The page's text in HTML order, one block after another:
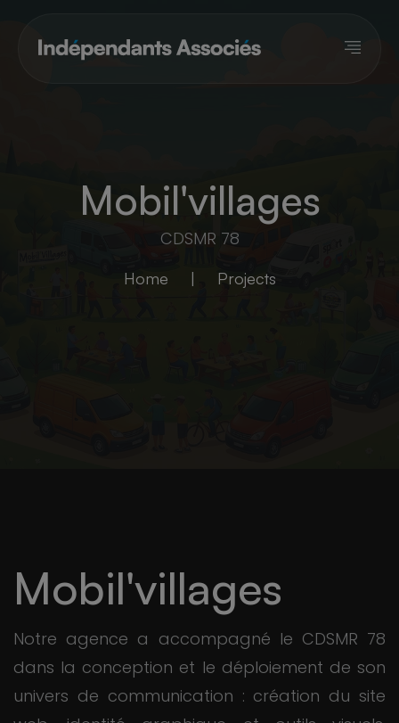
Mobil'villages
CDSMR 78
Home | Projects
Mobil'villages
Notre agence a accompagné le CDSMR 78
dans la conception et le déploiement de son
univers de communication : création du site